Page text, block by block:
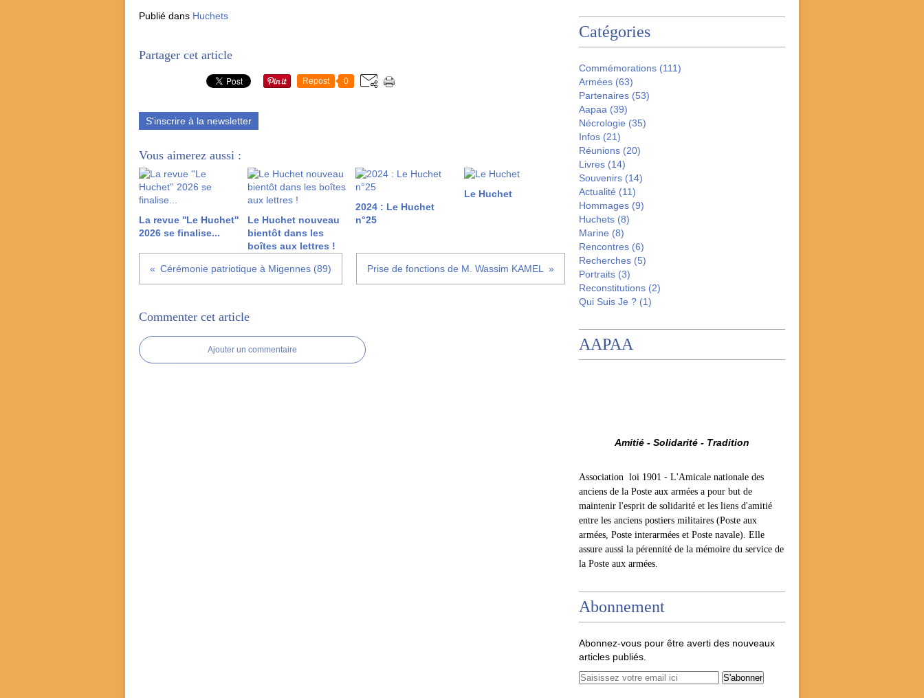
Publié dans Huchets
Partager cet article
Repost 0
S'inscrire à la newsletter
Vous aimerez aussi :
La revue ''Le Huchet''
2026 se finalise...
Le Huchet nouveau
bientôt dans les
boîtes aux lettres !
2024 : Le Huchet
n°25
Le Huchet
Cérémonie patriotique à Migennes (89) Prise de fonctions de M. Wassim KAMEL
Commenter cet article
Ajouter un commentaire
Catégories
Commémorations (111)
Armées (63)
Partenaires (53)
Aapaa (39)
Nécrologie (35)
Infos (21)
Réunions (20)
Livres (14)
Souvenirs (14)
Actualité (11)
Hommages (9)
Huchets (8)
Marine (8)
Rencontres (6)
Recherches (5)
Portraits (3)
Reconstitutions (2)
Qui Suis Je ? (1)
AAPAA
Amitié - Solidarité - Tradition
Association loi 1901 - L'Amicale nationale des
anciens de la Poste aux armées a pour but de
maintenir l'esprit de solidarité et les liens d'amitié
entre les anciens postiers militaires (Poste aux
armées, Poste interarmées et Poste navale). Elle
assure aussi la pérennité de la mémoire du service de
la Poste aux armées.
Abonnement
Abonnez-vous pour être averti des nouveaux
articles publiés.